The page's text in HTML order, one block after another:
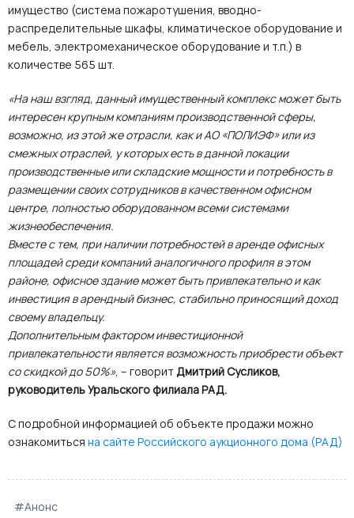
имущество (система пожаротушения, вводно-
распределительные шкафы, климатическое оборудование и
мебель, электромеханическое оборудование и т.п.) в
количестве 565 шт.
«На наш взгляд, данный имущественный комплекс может быть
интересен крупным компаниям производственной сферы,
возможно, из этой же отрасли, как и АО «ПОЛИЭФ» или из
смежных отраслей, у которых есть в данной локации
производственные или складские мощности и потребность в
размещении своих сотрудников в качественном офисном
центре, полностью оборудованном всеми системами
жизнеобеспечения.
Вместе с тем, при наличии потребностей в аренде офисных
площадей среди компаний аналогичного профиля в этом
районе, офисное здание может быть привлекательно и как
инвестиция в арендный бизнес, стабильно приносящий доход
своему владельцу.
Дополнительным фактором инвестиционной
привлекательности является возможность приобрести объект
со скидкой до 50%», – говорит Дмитрий Сусликов,
руководитель Уральского филиала РАД.
С подробной информацией об объекте продажи можно
ознакомиться на сайте Российского аукционного дома (РАД)
#Анонс